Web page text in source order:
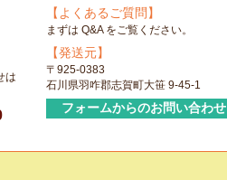
は
【よくあるご質問】
まずは Q&A をご覧ください。
【発送元】
〒925-0383
石川県羽咋郡志賀町大笹 9-45-1
フォームからのお問い合わせ